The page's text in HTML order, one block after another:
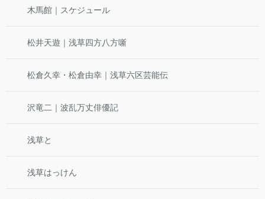
木馬館｜スケジュール
松井天遊｜浅草四方八方噺
松倉久幸・松倉由幸｜浅草六区芸能伝
沢竜二｜波乱万丈俳優記
浅草と
浅草はっけん